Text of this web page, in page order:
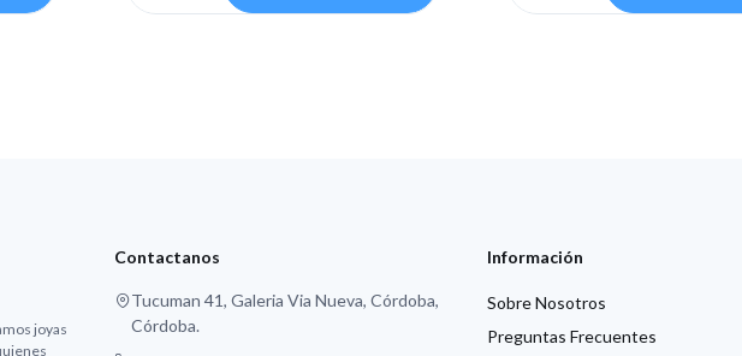
joyas
Contactanos
Tucuman 41, Galeria Via Nueva, Córdoba,
Córdoba.
Información
Sobre Nosotros
Preguntas Frecuentes